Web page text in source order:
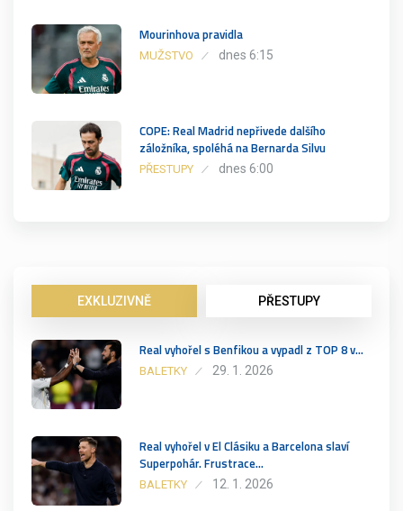
Mourinhova pravidla
MUŽSTVO dnes 6:15
COPE: Real Madrid nepřivede dalšího
záložníka, spoléhá na Bernarda Silvu
PŘESTUPY dnes 6:00
EXKLUZIVNĚ PŘESTUPY
Real vyhořel s Benfikou a vypadl z TOP 8 v…
BALETKY 29. 1. 2026
Real vyhořel v El Clásiku a Barcelona slaví
Superpohár. Frustrace…
BALETKY 12. 1. 2026